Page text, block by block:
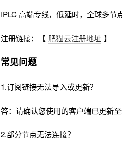
IPLC 高端专线，低延时，全球多节
注册链接：【 肥猫云注册地址 】
常见问题
1.订阅链接无法导入或更新？
答：请确认您使用的客户端已更新
2.部分节点无法连接？